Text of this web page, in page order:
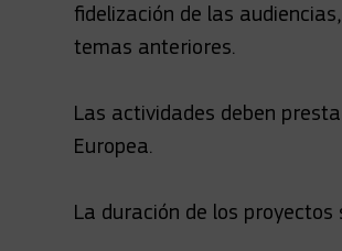
fidelización de las
temas anteriores.
Las actividades deben
Europea.
La duración de los proyectos